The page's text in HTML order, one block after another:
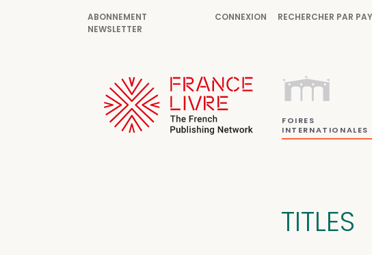
ABONNEMENT
NEWSLETTER
CONNEXION RECHERCHER PAR
FOIRES
INTERNATIONALES
TITLES